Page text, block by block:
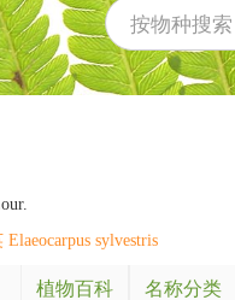
Elaeocarpus sylvestris
植物百科 名称分类